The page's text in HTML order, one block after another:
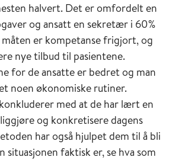
halvert. Det er omfordelt en
og ansatt en sekretær i 60%
måten er kompetanse frigjort, og
nye tilbud til pasientene.
for de ansatte er bedret og man
noen økonomiske rutiner.
med at de har lært en
og konkretisere dagens
har også hjulpet dem til å bli
situasjonen faktisk er, se hva som